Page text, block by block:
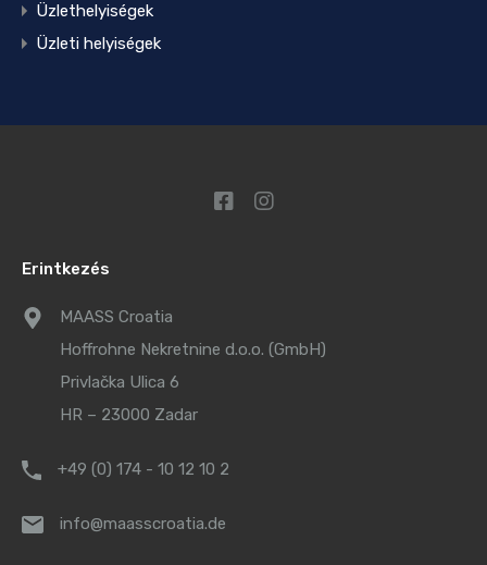
Üzlethelyiségek
Üzleti helyiségek
Erintkezés
MAASS Croatia
Hoffrohne Nekretnine d.o.o. (GmbH)
Privlačka Ulica 6
HR – 23000 Zadar
+49 (0) 174 - 10 12 10 2
info@maasscroatia.de